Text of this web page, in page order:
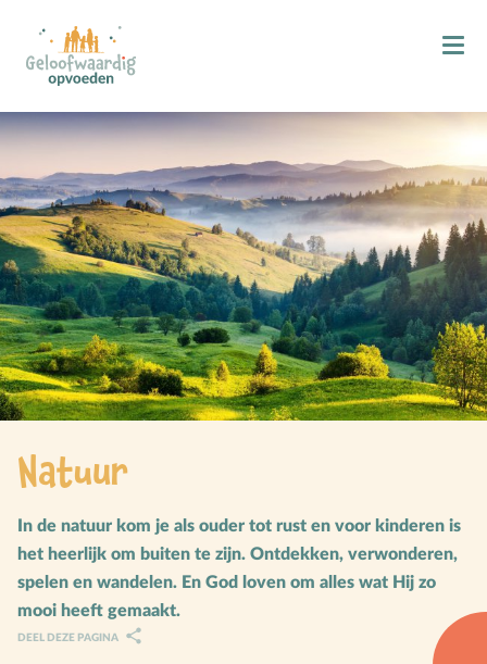
Kind & Geloof
Zingen
Kind in de kerk
Doop
Gezinsmomenten
Hemelvaart & Pinksteren
Kind & Ontwikkeling
Ontwikkelingsfasen
Ruimte door regels
Verschillend begaafd
Natuur
In de natuur kom je als ouder tot rust en voor kinderen is
het heerlijk om buiten te zijn. Ontdekken, verwonderen,
spelen en wandelen. En God loven om alles wat Hij zo
mooi heeft gemaakt.
DEEL DEZE PAGINA